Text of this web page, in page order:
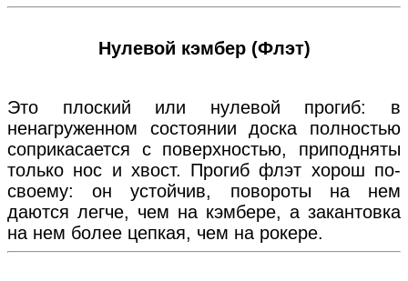
Нулевой кэмбер (Флэт)
Это плоский или нулевой прогиб: в
ненагруженном состоянии доска полностью
соприкасается с поверхностью, приподняты
только нос и хвост. Прогиб флэт хорош по-
своему: он устойчив, повороты на нем
даются легче, чем на кэмбере, а закантовка
на нем более цепкая, чем на рокере.